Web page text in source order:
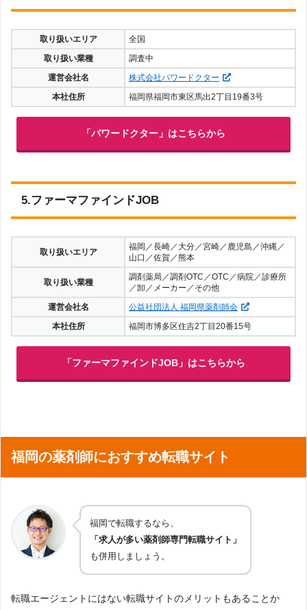
取り扱いエリア
全国
取り扱い業種
調査中
運営会社名
株式会社パワードクター
本社住所
福岡県福岡市東区馬出2丁目19番3号
「パワードクター」はこちらから
5.ファーマファインドJOB
取り扱いエリア
福岡／長崎／大分／宮崎／鹿児島／沖縄／
山口／佐賀／熊本
取り扱い業種
調剤薬局／調剤OTC／OTC／病院／診療所
／卸／メーカー／その他
運営会社名
公益社団法人 福岡県薬剤師会
本社住所
福岡市博多区住吉2丁目20番15号
「ファーマファインドJOB」はこちらから
福岡の薬剤師におすすめ転職サイト
福岡で転職するなら、
「求人が多い薬剤師専門転職サイト」
も併用しましょう。
転職エージェントにはない転職サイトのメリットもあることか